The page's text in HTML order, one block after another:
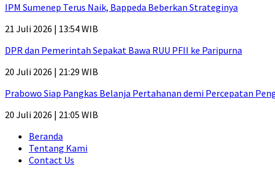
IPM Sumenep Terus Naik, Bappeda Beberkan Strateginya
21 Juli 2026 | 13:54 WIB
DPR dan Pemerintah Sepakat Bawa RUU PFII ke Paripurna
20 Juli 2026 | 21:29 WIB
Prabowo Siap Pangkas Belanja Pertahanan demi Percepatan
20 Juli 2026 | 21:05 WIB
Beranda
Tentang Kami
Contact Us